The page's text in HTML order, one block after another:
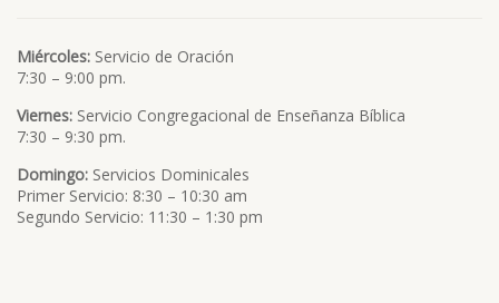
Miércoles: Servicio de Oración
7:30 – 9:00 pm.
Viernes: Servicio Congregacional de Enseñanza Bíblica
7:30 – 9:30 pm.
Domingo: Servicios Dominicales
Primer Servicio: 8:30 – 10:30 am
Segundo Servicio: 11:30 – 1:30 pm